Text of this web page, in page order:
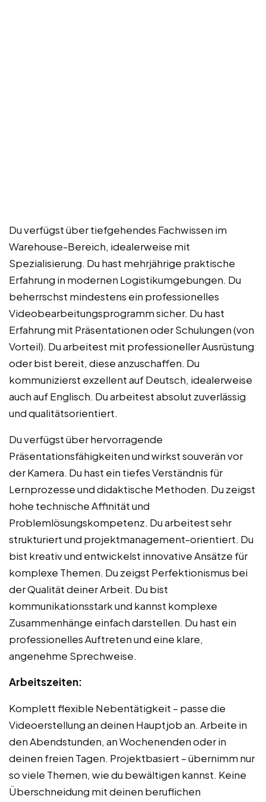
Du verfügst über tiefgehendes Fachwissen im
Warehouse-Bereich, idealerweise mit
Spezialisierung. Du hast mehrjährige praktische
Erfahrung in modernen Logistikumgebungen. Du
beherrschst mindestens ein professionelles
Videobearbeitungsprogramm sicher. Du hast
Erfahrung mit Präsentationen oder Schulungen (von
Vorteil). Du arbeitest mit professioneller Ausrüstung
oder bist bereit, diese anzuschaffen. Du
kommunizierst exzellent auf Deutsch, idealerweise
auch auf Englisch. Du arbeitest absolut zuverlässig
und qualitätsorientiert.
Du verfügst über hervorragende
Präsentationsfähigkeiten und wirkst souverän vor
der Kamera. Du hast ein tiefes Verständnis für
Lernprozesse und didaktische Methoden. Du zeigst
hohe technische Affinität und
Problemlösungskompetenz. Du arbeitest sehr
strukturiert und projektmanagement-orientiert. Du
bist kreativ und entwickelst innovative Ansätze für
komplexe Themen. Du zeigst Perfektionismus bei
der Qualität deiner Arbeit. Du bist
kommunikationsstark und kannst komplexe
Zusammenhänge einfach darstellen. Du hast ein
professionelles Auftreten und eine klare,
angenehme Sprechweise.
Arbeitszeiten:
Komplett flexible Nebentätigkeit – passe die
Videoerstellung an deinen Hauptjob an. Arbeite in
den Abendstunden, an Wochenenden oder in
deinen freien Tagen. Projektbasiert – übernimm nur
so viele Themen, wie du bewältigen kannst. Keine
Überschneidung mit deinen beruflichen